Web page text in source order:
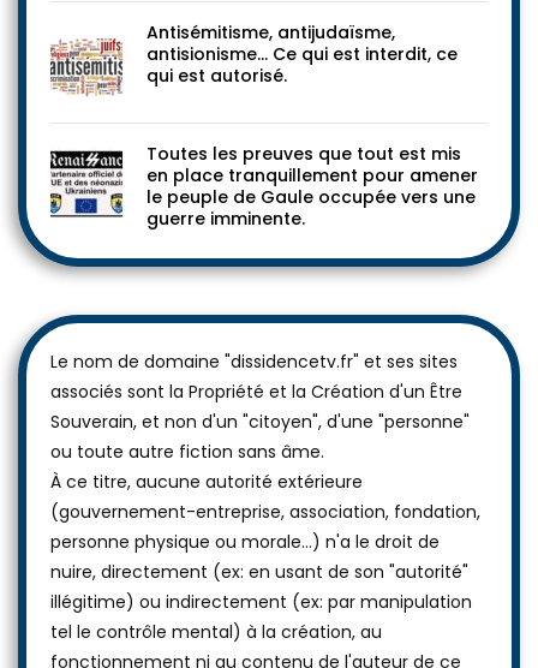
Antisémitisme, antijudaïsme,
antisionisme… Ce qui est interdit, ce
qui est autorisé.
Toutes les preuves que tout est mis
en place tranquillement pour amener
le peuple de Gaule occupée vers une
guerre imminente.
Le nom de domaine "dissidencetv.fr" et ses sites
associés sont la Propriété et la Création d'un Être
Souverain, et non d'un "citoyen", d'une "personne"
ou toute autre fiction sans âme.
À ce titre, aucune autorité extérieure
(gouvernement-entreprise, association, fondation,
personne physique ou morale...) n'a le droit de
nuire, directement (ex: en usant de son "autorité"
illégitime) ou indirectement (ex: par manipulation
tel le contrôle mental) à la création, au
fonctionnement ni au contenu de l'auteur de ce